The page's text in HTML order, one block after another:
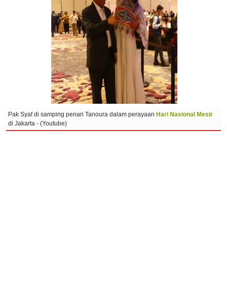
Pak Syaf di samping penari Tanoura dalam perayaan Hari Nasional Mesir
di Jakarta - (Youtube)